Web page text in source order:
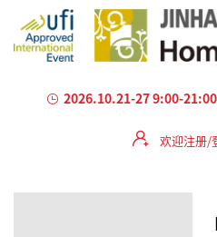
2026.10.21-27 9:00-21:00
欢迎注册/